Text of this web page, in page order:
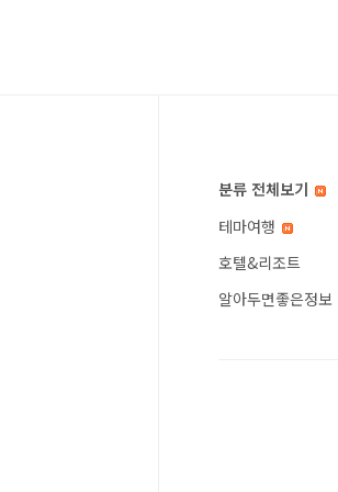
분류 전체보기
테마여행
호텔&리조트
알아두면좋은정보